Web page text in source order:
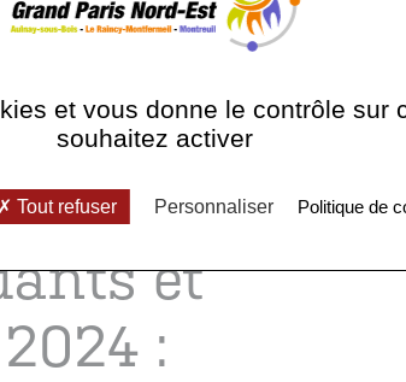
: Juin 2021
et
:
et vous donne le contrôle sur
souhaitez activer
Tout refuser Personnaliser Politique de